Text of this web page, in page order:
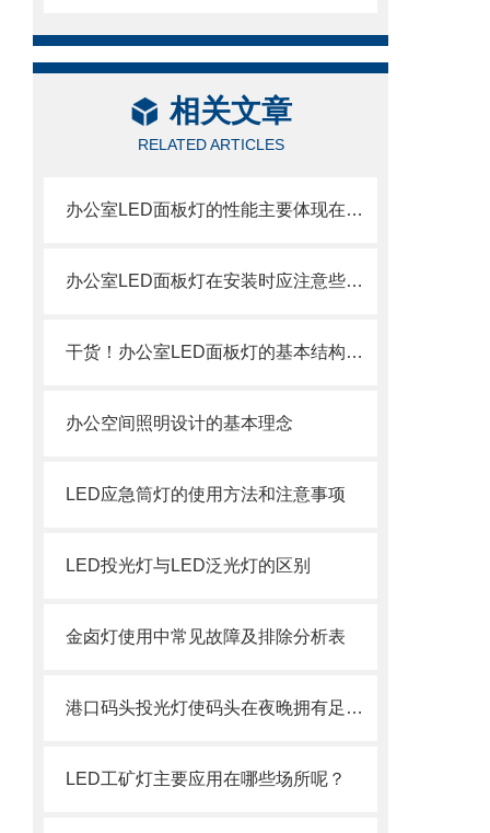
相关文章
RELATED ARTICLES
办公室LED面板灯的性能主要体现在哪些方面？
办公室LED面板灯在安装时应注意些什么？
干货！办公室LED面板灯的基本结构介绍
办公空间照明设计的基本理念
LED应急筒灯的使用方法和注意事项
LED投光灯与LED泛光灯的区别
金卤灯使用中常见故障及排除分析表
港口码头投光灯使码头在夜晚拥有足够的照明强度
LED工矿灯主要应用在哪些场所呢？